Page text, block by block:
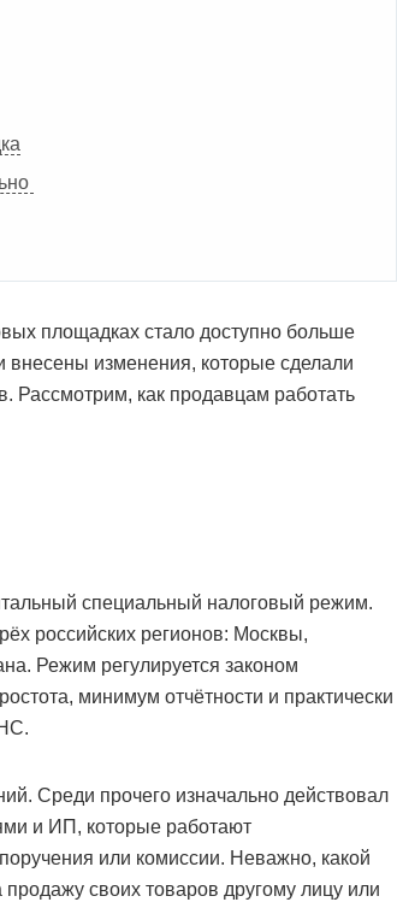
площадках стало доступно больше
внесены изменения, которые сделали
как продавцам работать
специальный налоговый режим.
российских регионов: Москвы,
Режим регулируется законом
минимум отчётности и практически
Среди прочего изначально действовал
и ИП, которые работают
или комиссии. Неважно, какой
своих товаров другому лицу или